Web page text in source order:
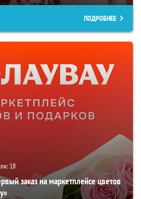
ПОДРОБНЕЕ
18
заказ на маркетплейсе цветов